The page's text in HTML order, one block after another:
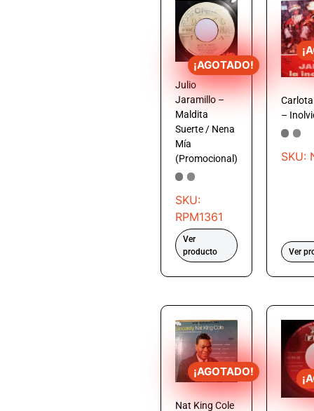
¡AGOTADO!
Julio
Jaramillo –
Maldita
Suerte / Nena
Mía
(Promocional)
SKU:
RPM1361
Ver
producto
–
SKU:
Ver
¡AGOTADO!
Nat King Cole